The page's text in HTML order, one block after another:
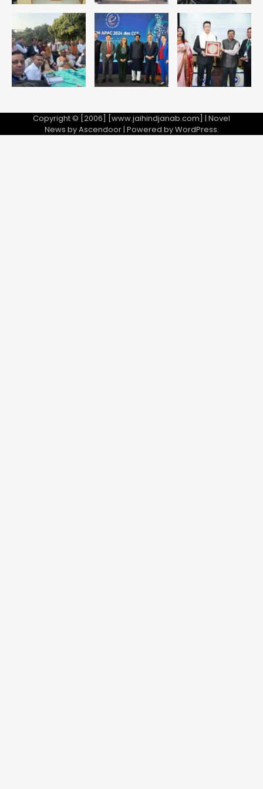
5
एयरपोर्ट का फर्जी कर्मचारी बनकर 3 लाख
उड़ाए, अब पहुंचा सलाखों के पीछे
Team JHJ
Copyright © [2006] [www.jaihindjanab.com] | Novel
News byAscendoor| Powered byWordPress.